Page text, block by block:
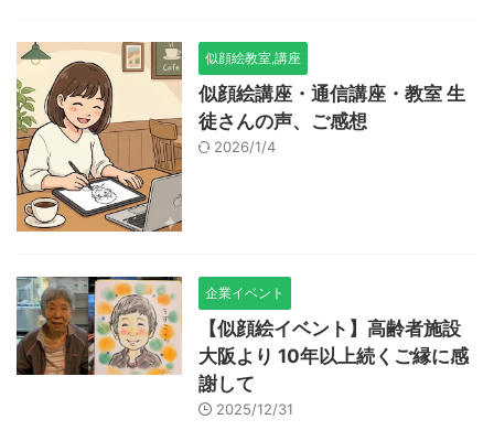
似顔絵教室,講座
似顔絵講座・通信講座・教室 生
徒さんの声、ご感想
2026/1/4
企業イベント
【似顔絵イベント】高齢者施設
大阪より 10年以上続くご縁に感
謝して
2025/12/31